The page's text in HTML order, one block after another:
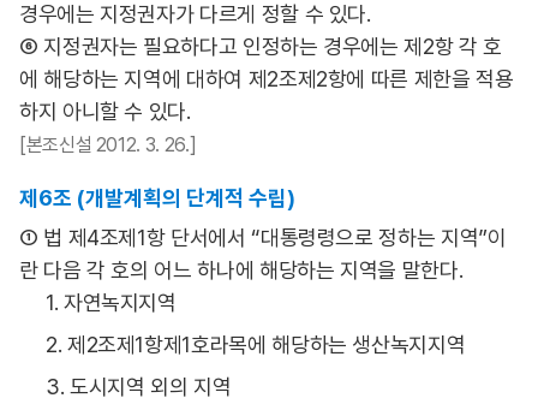
경우에는 지정권자가 다르게 정할 수 있다.
⑥ 지정권자는 필요하다고 인정하는 경우에는 제2항 각 호
에 해당하는 지역에 대하여 제2조제2항에 따른 제한을 적용
하지 아니할 수 있다.
[본조신설 2012. 3. 26.]
제6조 (개발계획의 단계적 수립)
① 법 제4조제1항 단서에서 “대통령령으로 정하는 지역”이
란 다음 각 호의 어느 하나에 해당하는 지역을 말한다.
1. 자연녹지지역
2. 제2조제1항제1호라목에 해당하는 생산녹지지역
3. 도시지역 외의 지역